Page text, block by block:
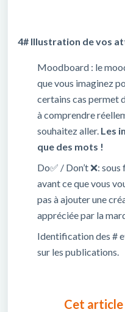
4# Illustration de vos
Moodboard : le
que vous imaginez
certains cas permet
à comprendre
souhaitez aller. Les
que des mots !
Do✅ / Don’t❌:
avant ce que vous
pas à ajouter une
appréciée par la
Identification des #
sur les publications.
Cet